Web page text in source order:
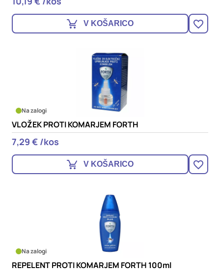
V KOŠARICO
Na zalogi
VLOŽEK PROTI KOMARJEM FORTH
7,29 € /kos
V KOŠARICO
Na zalogi
REPELENT PROTI KOMARJEM FORTH 100ml